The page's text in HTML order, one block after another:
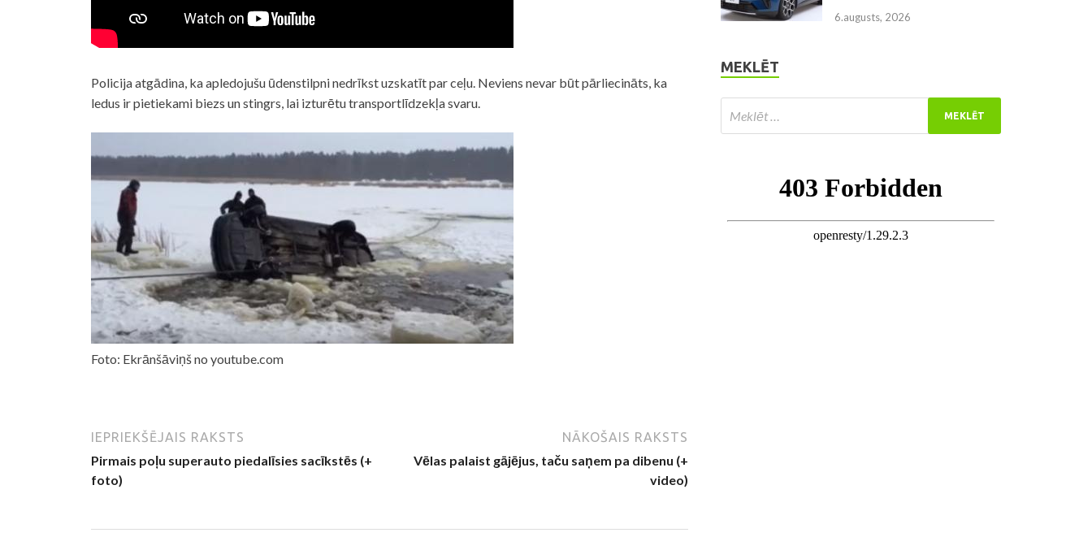
Policijaatgādina, ka apledojušu ūdenstilpni nedrīkst uzskatīt par ceļu. Neviens nevar būt pārliecināts, ka
ledus ir pietiekami biezs un stingrs, lai izturētu transportlīdzekļa svaru.
Foto: Ekrānšāviņš no youtube.com
IEPRIEKŠĒJAIS RAKSTS
Pirmais poļu superauto piedalīsies sacīkstēs (+
foto)
NĀKOŠAIS RAKSTS
Vēlas palaist gājējus, taču saņem pa dibenu (+
video)
6.augusts, 2026
MEKLĒT